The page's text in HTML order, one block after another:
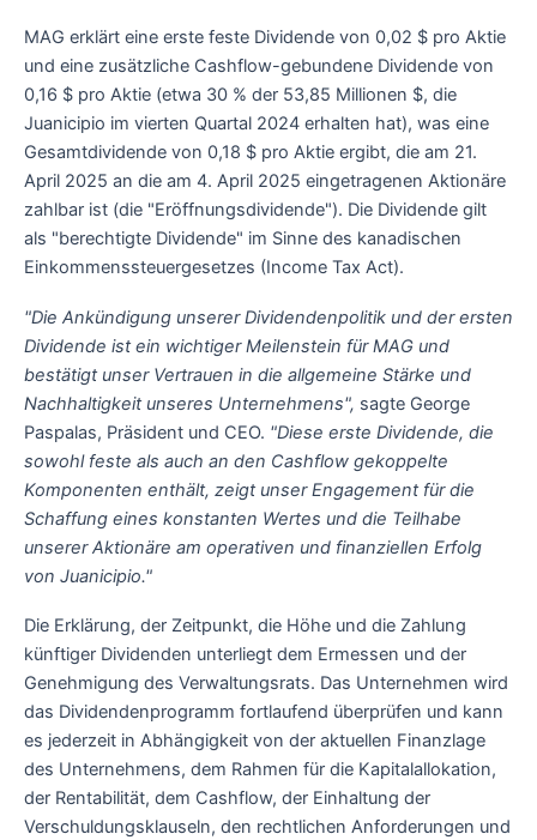
MAG erklärt eine erste feste Dividende von 0,02 $ pro Aktie
und eine zusätzliche Cashflow-gebundene Dividende von
0,16 $ pro Aktie (etwa 30 % der 53,85 Millionen $, die
Juanicipio im vierten Quartal 2024 erhalten hat), was eine
Gesamtdividende von 0,18 $ pro Aktie ergibt, die am 21.
April 2025 an die am 4. April 2025 eingetragenen Aktionäre
zahlbar ist (die "Eröffnungsdividende"). Die Dividende gilt
als "berechtigte Dividende" im Sinne des kanadischen
Einkommenssteuergesetzes (Income Tax Act).
"Die Ankündigung unserer Dividendenpolitik und der ersten
Dividende ist ein wichtiger Meilenstein für MAG und
bestätigt unser Vertrauen in die allgemeine Stärke und
Nachhaltigkeit unseres Unternehmens", sagte George
Paspalas, Präsident und CEO. "Diese erste Dividende, die
sowohl feste als auch an den Cashflow gekoppelte
Komponenten enthält, zeigt unser Engagement für die
Schaffung eines konstanten Wertes und die Teilhabe
unserer Aktionäre am operativen und finanziellen Erfolg
von Juanicipio."
Die Erklärung, der Zeitpunkt, die Höhe und die Zahlung
künftiger Dividenden unterliegt dem Ermessen und der
Genehmigung des Verwaltungsrats. Das Unternehmen wird
das Dividendenprogramm fortlaufend überprüfen und kann
es jederzeit in Abhängigkeit von der aktuellen Finanzlage
des Unternehmens, dem Rahmen für die Kapitalallokation,
der Rentabilität, dem Cashflow, der Einhaltung der
Verschuldungsklauseln, den rechtlichen Anforderungen und